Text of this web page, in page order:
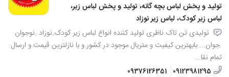
تولید و پخش لباس بچه گانه، تولید و پخش لباس زیر،
لباس زیر کودک، لباس زیر نوزاد
تولیدی تن تاک ناظری تولید کننده انواع لباس زیر کودک.نوزاد .نوجوان
.جوان... بابهترین کیفیت و متریال موجود در کشور و با نازلترین قیمت و ارسال
تمام نقا...
09123981295
09376126351